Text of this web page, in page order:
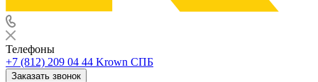
Телефоны
+7 (812) 209 04 44 Krown СПБ
Заказать звонок